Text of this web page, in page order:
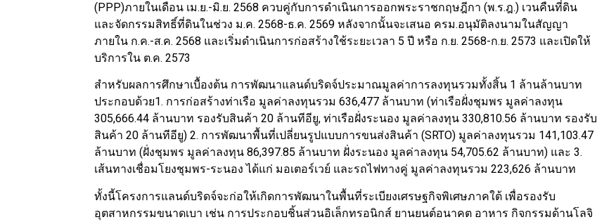
(PPP)ภายในเดือน เม.ย.-มิ.ย. 2568 ควบคู่กับการดำเนินการออกพระราชกฤษฎีกา (พ.ร.ฎ.) เวนคืนที่ดิน
และจัดกรรมสิทธิ์ที่ดินในช่วง ม.ค. 2568-ธ.ค. 2569 หลังจากนั้นจะเสนอ ครม.อนุมัติลงนามในสัญญา
ภายใน ก.ค.-ส.ค. 2568 และเริ่มดำเนินการก่อสร้างใช้ระยะเวลา 5 ปี หรือ ก.ย. 2568-ก.ย. 2573 และเปิดให้
บริการใน ต.ค. 2573
สำหรับผลการศึกษาเบื้องต้น การพัฒนาแลนด์บริดจ์ประมาณมูลค่าการลงทุนรวมทั้งสิ้น 1 ล้านล้านบาท
ประกอบด้วย1. การก่อสร้างท่าเรือ มูลค่าลงทุนรวม 636,477 ล้านบาท (ท่าเรือฝั่งชุมพร มูลค่าลงทุน
305,666.44 ล้านบาท รองรับสินค้า 20 ล้านทีอียู, ท่าเรือฝั่งระนอง มูลค่าลงทุน 330,810.56 ล้านบาท รองรับ
สินค้า 20 ล้านทีอียู) 2. การพัฒนาพื้นที่เปลี่ยนรูปแบบการขนส่งสินค้า (SRTO) มูลค่าลงทุนรวม 141,103.47
ล้านบาท (ฝั่งชุมพร มูลค่าลงทุน 86,397.85 ล้านบาท ฝั่งระนอง มูลค่าลงทุน 54,705.62 ล้านบาท) และ 3.
เส้นทางเชื่อมโยงชุมพร-ระนอง ได้แก่ มอเตอร์เวย์ และรถไฟทางคู่ มูลค่าลงทุนรวม 223,626 ล้านบาท
ทั้งนี้โครงการแลนด์บริดจ์จะก่อให้เกิดการพัฒนาในพื้นที่ระเบียงเศรษฐกิจพิเศษภาคใต้ เพื่อรองรับ
อุตสาหกรรมขนาดเบา เช่น การประกอบชิ้นส่วนอิเล็กทรอนิกส์ ยานยนต์อนาคต อาหาร กิจกรรมด้านโลจิ